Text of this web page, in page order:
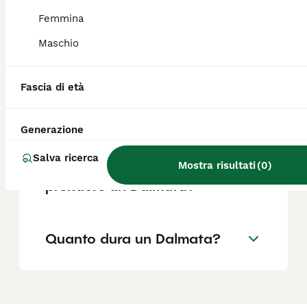
Femmina
Maschio
Fascia di età
Generazione
Salva ricerca
Mostra risultati(0)
Per chi è adatto il Dalmata?
Cosa devi sapere prima di
prendere un Dalmata?
Quanto dura un Dalmata?